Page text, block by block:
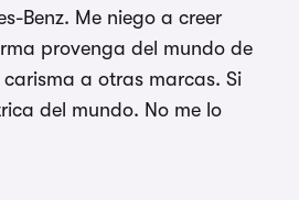
Benz. Me niego a creer
provenga del mundo de
a otras marcas. Si
del mundo. No me lo